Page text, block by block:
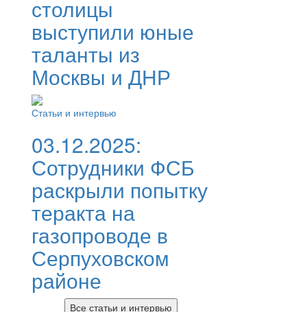
столицы
выступили юные
таланты из
Москвы и ДНР
Статьи и интервью
03.12.2025:
Сотрудники ФСБ
раскрыли попытку
теракта на
газопроводе в
Серпуховском
районе
Все статьи и интервью